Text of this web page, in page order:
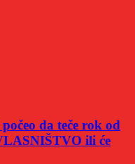
da teče rok od
ili će